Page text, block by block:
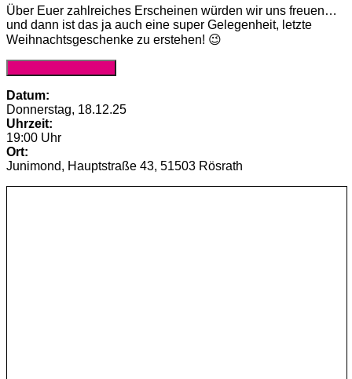
Über Euer zahlreiches Erscheinen würden wir uns freuen…
und dann ist das ja auch eine super Gelegenheit, letzte
Weihnachtsgeschenke zu erstehen! 😉
Datum:
Donnerstag, 18.12.25
Uhrzeit:
19:00 Uhr
Ort:
Junimond, Hauptstraße 43, 51503 Rösrath